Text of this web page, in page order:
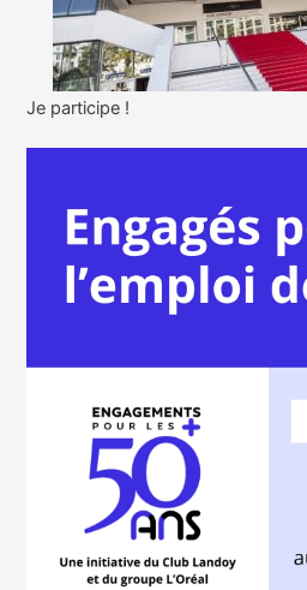
Je participe !